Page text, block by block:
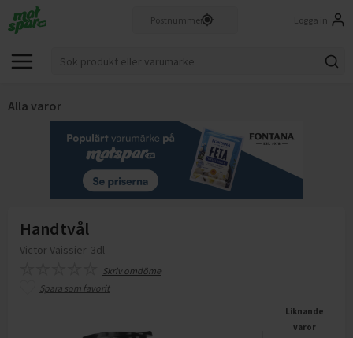
Logga in
Alla varor
Handtvål
Victor Vaissier 3dl
Skriv omdöme
Spara som favorit
Liknande
varor